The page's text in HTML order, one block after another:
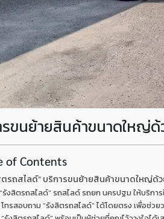
ขนย้ายสินค้าขนาดใหญ่ด้
of Contents
ตรถสไลด์” บริการขนย้ายสินค้าขนาดใหญ่ด้
“รังสิตรถสไลด์” รถสไลด์ รถยก นครปฐม ให้บริกา
โทรสอบถาม “รังสิตรถสไลด์” ได้โดยตรง เพื่อช่ว